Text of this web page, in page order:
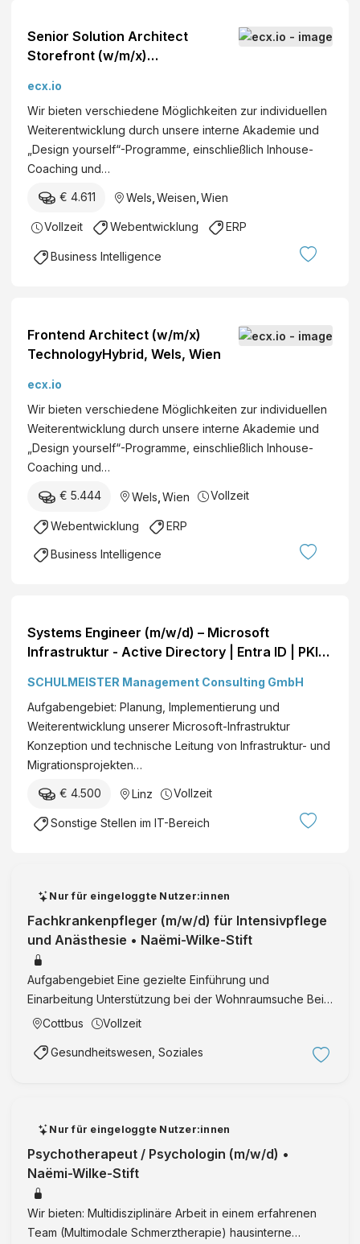
Senior Solution Architect
Storefront (w/m/x)
ecx.io
Wir bieten verschiedene Möglichkeiten zur individuellen
Weiterentwicklung durch unsere interne Akademie und
„Design yourself“-Programme, einschließlich Inhouse-
Coaching und…
€ 4.611 Wels Weisen Wien
Vollzeit Webentwicklung ERP
Business Intelligence
Frontend Architect (w/m/x)
TechnologyHybrid, Wels, Wien
ecx.io
Wir bieten verschiedene Möglichkeiten zur individuellen
Weiterentwicklung durch unsere interne Akademie und
„Design yourself“-Programme, einschließlich Inhouse-
Coaching und…
€ 5.444 Wels Wien Vollzeit
Webentwicklung ERP
Business Intelligence
Systems Engineer (m/w/d) – Microsoft
Infrastruktur - Active Directory | Entra ID | PKI
herausfordernde IT-Landschaft | Eingespieltes,
kompetentes Team Linz Vollzeit€ +
SCHULMEISTER Management Consulting GmbH
Aufgabengebiet: Planung, Implementierung und
Weiterentwicklung unserer Microsoft-Infrastruktur
Konzeption und technische Leitung von Infrastruktur- und
Migrationsprojekten…
€ 4.500 Linz Vollzeit
Sonstige Stellen im IT-Bereich
Nur für eingeloggte Nutzer:innen
Fachkrankenpfleger (m/w/d) für Intensivpflege
und Anästhesie • Naëmi-Wilke-Stift
Aufgabengebiet Eine gezielte Einführung und
Einarbeitung Unterstützung bei der Wohnraumsuche Bei
Bedarf einen Betreuungsplatz für Ihr Kind im
Fachkenntnisse Unterstützung des …
Cottbus Vollzeit
Gesundheitswesen, Soziales
Nur für eingeloggte Nutzer:innen
Psychotherapeut / Psychologin (m/w/d) •
Naëmi-Wilke-Stift
Wir bieten: Multidisziplinäre Arbeit in einem erfahrenen
Team (Multimodale Schmerztherapie) hausinterne